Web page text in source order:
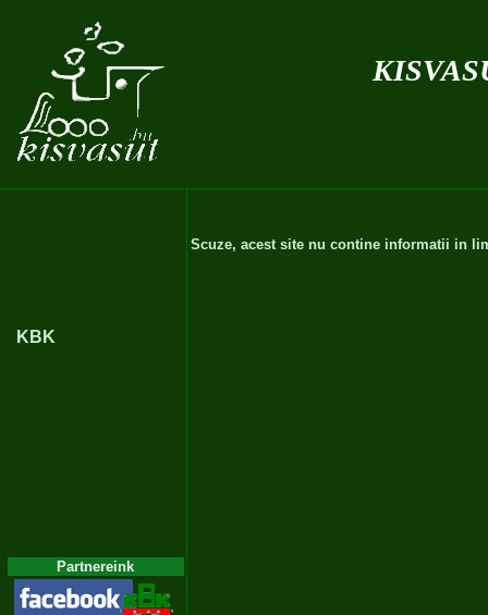
KBK
Partnereink
Scuze, acest site nu contine informatii in